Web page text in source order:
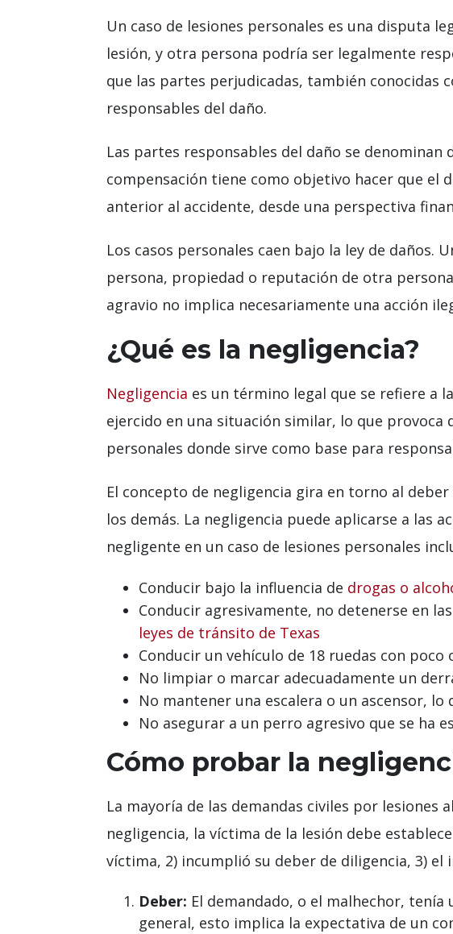
Un caso de lesiones personales es una disputa
lesión, y otra persona podría ser legalmente
que las partes perjudicadas, también conocidas
responsables del daño.
Las partes responsables del daño se
compensación tiene como objetivo hacer que el
anterior al accidente, desde una perspectiva
Los casos personales caen bajo la ley de daños.
persona, propiedad o reputación de otra
agravio no implica necesariamente una acción
¿Qué es la negligencia?
Negligencia es un término legal que se refiere a
ejercido en una situación similar, lo que provoca
personales donde sirve como base para
El concepto de negligencia gira en torno al
los demás. La negligencia puede aplicarse a las
negligente en un caso de lesiones personales
Conducir bajo la influencia de drogas o
Conducir agresivamente, no detenerse en
leyes de tránsito de Texas
Conducir un vehículo de 18 ruedas con
No limpiar o marcar adecuadamente un
No mantener una escalera o un ascensor, lo
No asegurar a un perro agresivo que se ha
Cómo probar la
La mayoría de las demandas civiles por lesiones
negligencia, la víctima de la lesión debe
víctima, 2) incumplió su deber de diligencia, 3)
Deber: El demandado, o el malhechor,
general, esto implica la expectativa de un